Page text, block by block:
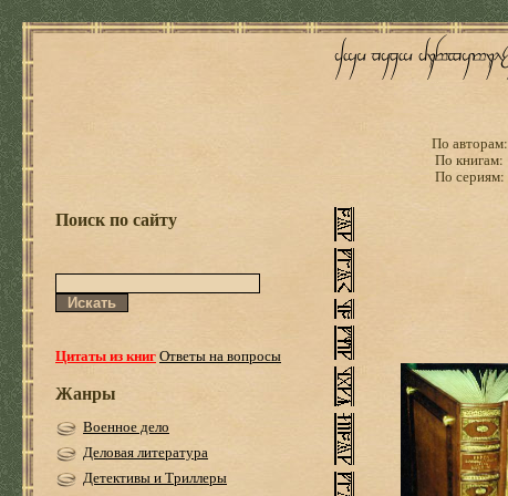
По авторам:
По книгам:
По сериям:
Поиск по сайту
Цитаты из книгОтветы на вопросы
Жанры
Военное дело
Деловая литература
Детективы и Триллеры